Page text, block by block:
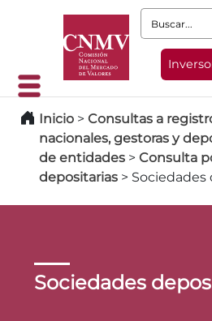
Buscar:
Inicio > Consultas a
nacionales, gestoras y
de entidades > Consulta
depositarias > Sociedades
Sociedades